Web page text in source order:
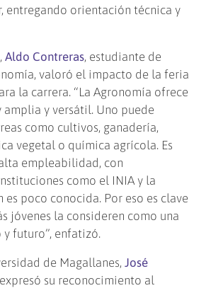
entregando orientación técnica y
Aldo Contreras, estudiante de
valoró el impacto de la feria
la carrera. “La Agronomía ofrece
y versátil. Uno puede
como cultivos, ganadería,
vegetal o química agrícola. Es
empleabilidad, con
como el INIA y la
es poco conocida. Por eso es clave
jóvenes la consideren como una
futuro”, enfatizó.
de Magallanes,José
su reconocimiento al